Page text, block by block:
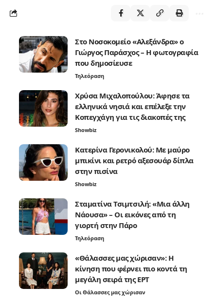
Στο Νοσοκομείο «Αλεξάνδρα» ο
Γιώργος Παράσχος – Η φωτογραφία
που δημοσίευσε
Τηλεόραση
Χρύσα Μιχαλοπούλου: Άφησε τα
ελληνικά νησιά και επέλεξε την
Κοπεγχάγη για τις διακοπές της
Showbiz
Κατερίνα Γερονικολού: Με μαύρο
μπικίνι και ρετρό αξεσουάρ δίπλα
στην πισίνα
Showbiz
Σταματίνα Τσιμτσιλή: «Μια άλλη
Νάουσα» – Οι εικόνες από τη
γιορτή στην Πάρο
Τηλεόραση
«Θάλασσες μας χώρισαν»: Η
κίνηση που φέρνει πιο κοντά τη
μεγάλη σειρά της ΕΡΤ
Οι Θάλασσες μας χώρισαν